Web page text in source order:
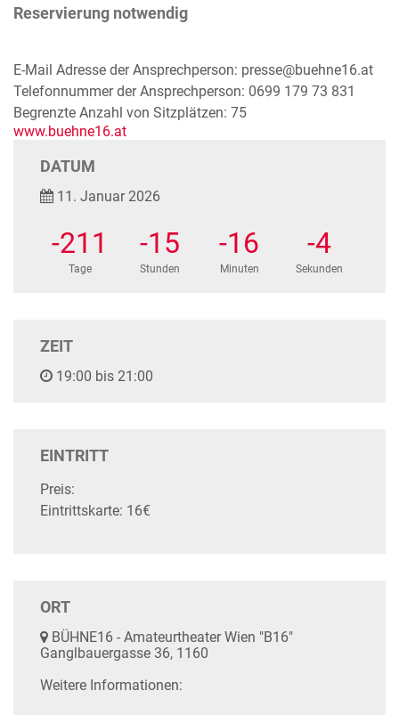
Reservierung notwendig
E-Mail Adresse der Ansprechperson: presse@buehne16.at
Telefonnummer der Ansprechperson: 0699 179 73 831
Begrenzte Anzahl von Sitzplätzen: 75
www.buehne16.at
DATUM
11. Januar 2026
-211
Tage
-15
Stunden
-16
Minuten
-5
Sekunden
ZEIT
19:00 bis 21:00
EINTRITT
Preis:
Eintrittskarte: 16€
ORT
BÜHNE16 - Amateurtheater Wien "B16"
Ganglbauergasse 36, 1160
Weitere Informationen: